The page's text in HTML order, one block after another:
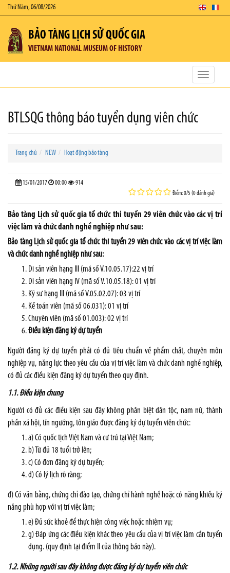
Thứ Năm, 06/08/2026
BẢO TÀNG LỊCH SỬ QUỐC GIA
VIETNAM NATIONAL MUSEUM OF HISTORY
Toggle
BTLSQG thông báo tuyển dụng viên chức
Trang chủ NEW Hoạt động bảo tàng
15/01/2017 00:00 914
Điểm: 0/5 (0 đánh giá)
Bảo tàng Lịch sử quốc gia tổ chức thi tuyển 29 viên chức vào các vị trí
việc làm và chức danh nghề nghiệp như sau:
Bảo tàng Lịch sử quốc gia tổ chức thi tuyển 29 viên chức vào các vị trí việc làm
và chức danh nghề nghiệp như sau:
Di sản viên hạng III (mã số V.10.05.17):22 vị trí
Di sản viên hạng IV (mã số V.10.05.18): 01 vị trí
Kỹ sư hạng III (mã số V.05.02.07): 03 vị trí
Kế toán viên (mã số 06.031): 01 vị trí
Chuyên viên (mã số 01.003): 02 vị trí
Điều kiện đăng ký dự tuyển
Người đăng ký dự tuyển phải có đủ tiêu chuẩn về phẩm chất, chuyên môn
nghiệp vụ, năng lực theo yêu cầu của vị trí việc làm và chức danh nghề nghiệp,
có đủ các điều kiện đăng ký dự tuyển theo quy định.
1.1. Điều kiện chung
Người có đủ các điều kiện sau đây không phân biệt dân tộc, nam nữ, thành
phần xã hội, tín ngưỡng, tôn giáo được đăng ký dự tuyển viên chức:
a) Có quốc tịch Việt Nam và cư trú tại Việt Nam;
b) Từ đủ 18 tuổi trở lên;
c) Có đơn đăng ký dự tuyển;
d) Có lý lịch rõ ràng;
đ) Có văn bằng, chứng chỉ đào tạo, chứng chỉ hành nghề hoặc có năng khiếu kỹ
năng phù hợp với vị trí việc làm;
e) Đủ sức khoẻ để thực hiện công việc hoặc nhiệm vụ;
g) Đáp ứng các điều kiện khác theo yêu cầu của vị trí việc làm cần tuyển
dụng. (quy định tại điểm II của thông báo này).
1.2. Những người sau đây không được đăng ký dự tuyển viên chức